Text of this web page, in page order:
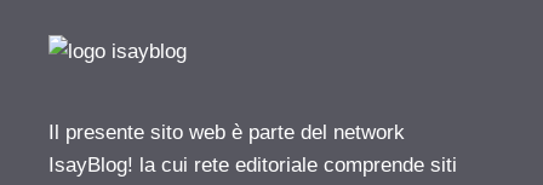
Il presente sito web è parte del network
IsayBlog! la cui rete editoriale comprende siti